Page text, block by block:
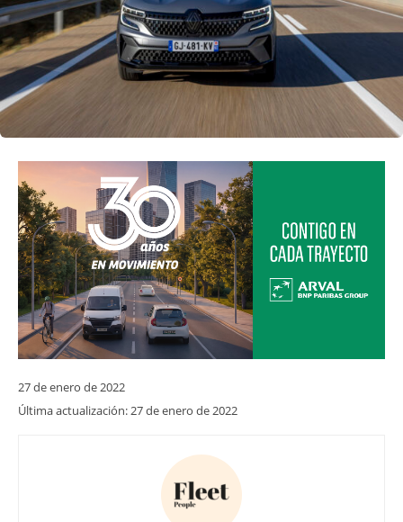
27 de enero de 2022
Última actualización:27 de enero de 2022